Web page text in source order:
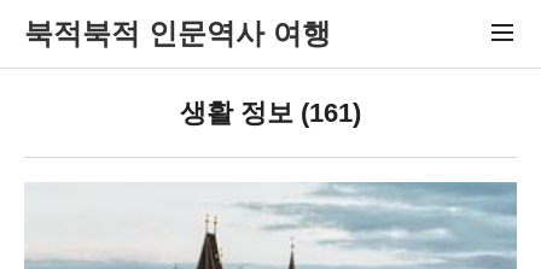
북적북적 인문역사 여행
생활 정보 (161)